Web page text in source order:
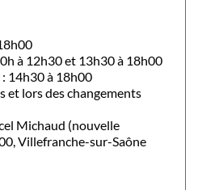
à 12h30 et 13h30 à 18h00
14h30 à 18h00
et lors des changements
Michaud (nouvelle
Villefranche-sur-Saône